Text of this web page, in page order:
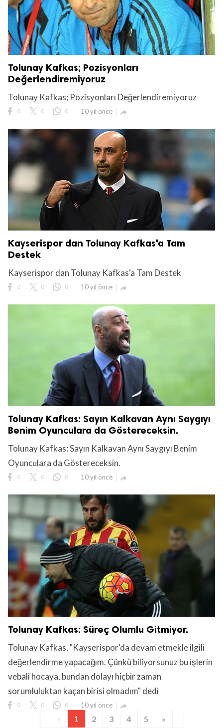
Tolunay Kafkas; Pozisyonları
Değerlendiremiyoruz
Tolunay Kafkas; Pozisyonları Değerlendiremiyoruz
0 0 0 10 yıl önce 
Kayserispor dan Tolunay Kafkas'a Tam
Destek
Kayserispor dan Tolunay Kafkas'a Tam Destek
0 0 0 10 yıl önce 
Tolunay Kafkas: Sayın Kalkavan Aynı Saygıyı
Benim Oyunculara da Göstereceksin.
Tolunay Kafkas: Sayın Kalkavan Aynı Saygıyı Benim
Oyunculara da Göstereceksin.
0 0 0 10 yıl önce 
Tolunay Kafkas: Süreç Olumlu Gitmiyor.
Tolunay Kafkas, "Kayserispor'da devam etmekle ilgili
değerlendirme yapacağım. Çünkü biliyorsunuz bu işlerin
vebali hocaya, bundan dolayı hiçbir zaman
sorumluluktan kaçan birisi olmadım" dedi
0 0 0 10 yıl önce

«
1 2 3 4 5 »